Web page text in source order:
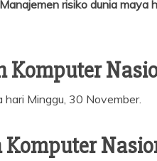
Manajemen risiko dunia maya
Komputer
Minggu, 30 November.
Komputer